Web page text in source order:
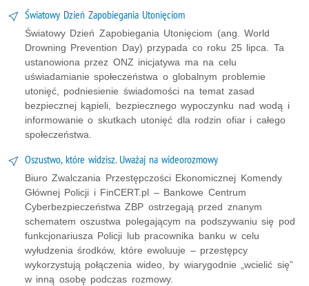
Światowy Dzień Zapobiegania Utonięciom
Światowy Dzień Zapobiegania Utonięciom (ang. World
Drowning Prevention Day) przypada co roku 25 lipca. Ta
ustanowiona przez ONZ inicjatywa ma na celu
uświadamianie społeczeństwa o globalnym problemie
utonięć, podniesienie świadomości na temat zasad
bezpiecznej kąpieli, bezpiecznego wypoczynku nad wodą i
informowanie o skutkach utonięć dla rodzin ofiar i całego
społeczeństwa.
Oszustwo, które widzisz. Uważaj na wideorozmowy
Biuro Zwalczania Przestępczości Ekonomicznej Komendy
Głównej Policji i FinCERT.pl – Bankowe Centrum
Cyberbezpieczeństwa ZBP ostrzegają przed znanym
schematem oszustwa polegającym na podszywaniu się pod
funkcjonariusza Policji lub pracownika banku w celu
wyłudzenia środków, które ewoluuje – przestępcy
wykorzystują połączenia wideo, by wiarygodnie „wcielić się”
w inną osobę podczas rozmowy.